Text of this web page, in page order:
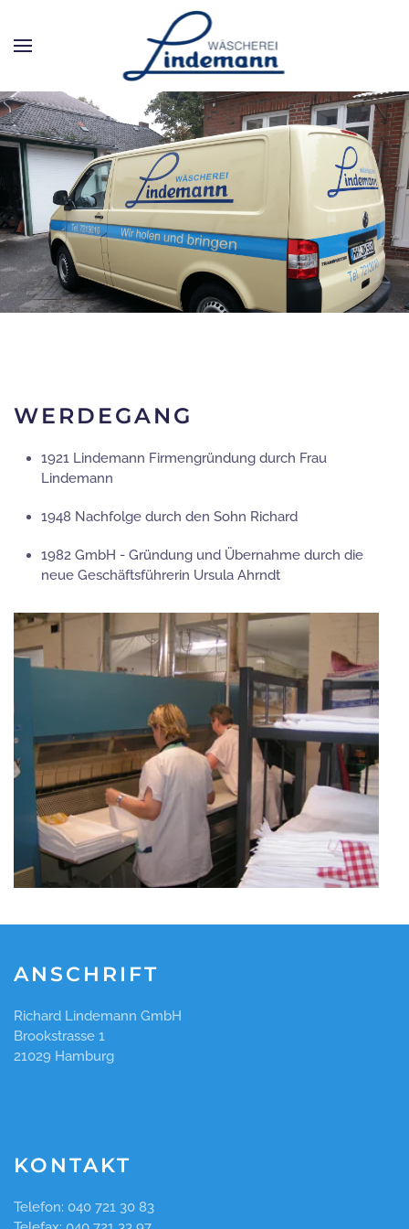
Zum Hauptinhalt springen
WERDEGANG
1921 Lindemann Firmengründung durch Frau
Lindemann
1948 Nachfolge durch den Sohn Richard
1982 GmbH - Gründung und Übernahme durch die
neue Geschäftsführerin Ursula Ahrndt
ANSCHRIFT
Richard Lindemann GmbH
Brookstrasse 1
21029 Hamburg
KONTAKT
Telefon: 040 721 30 83